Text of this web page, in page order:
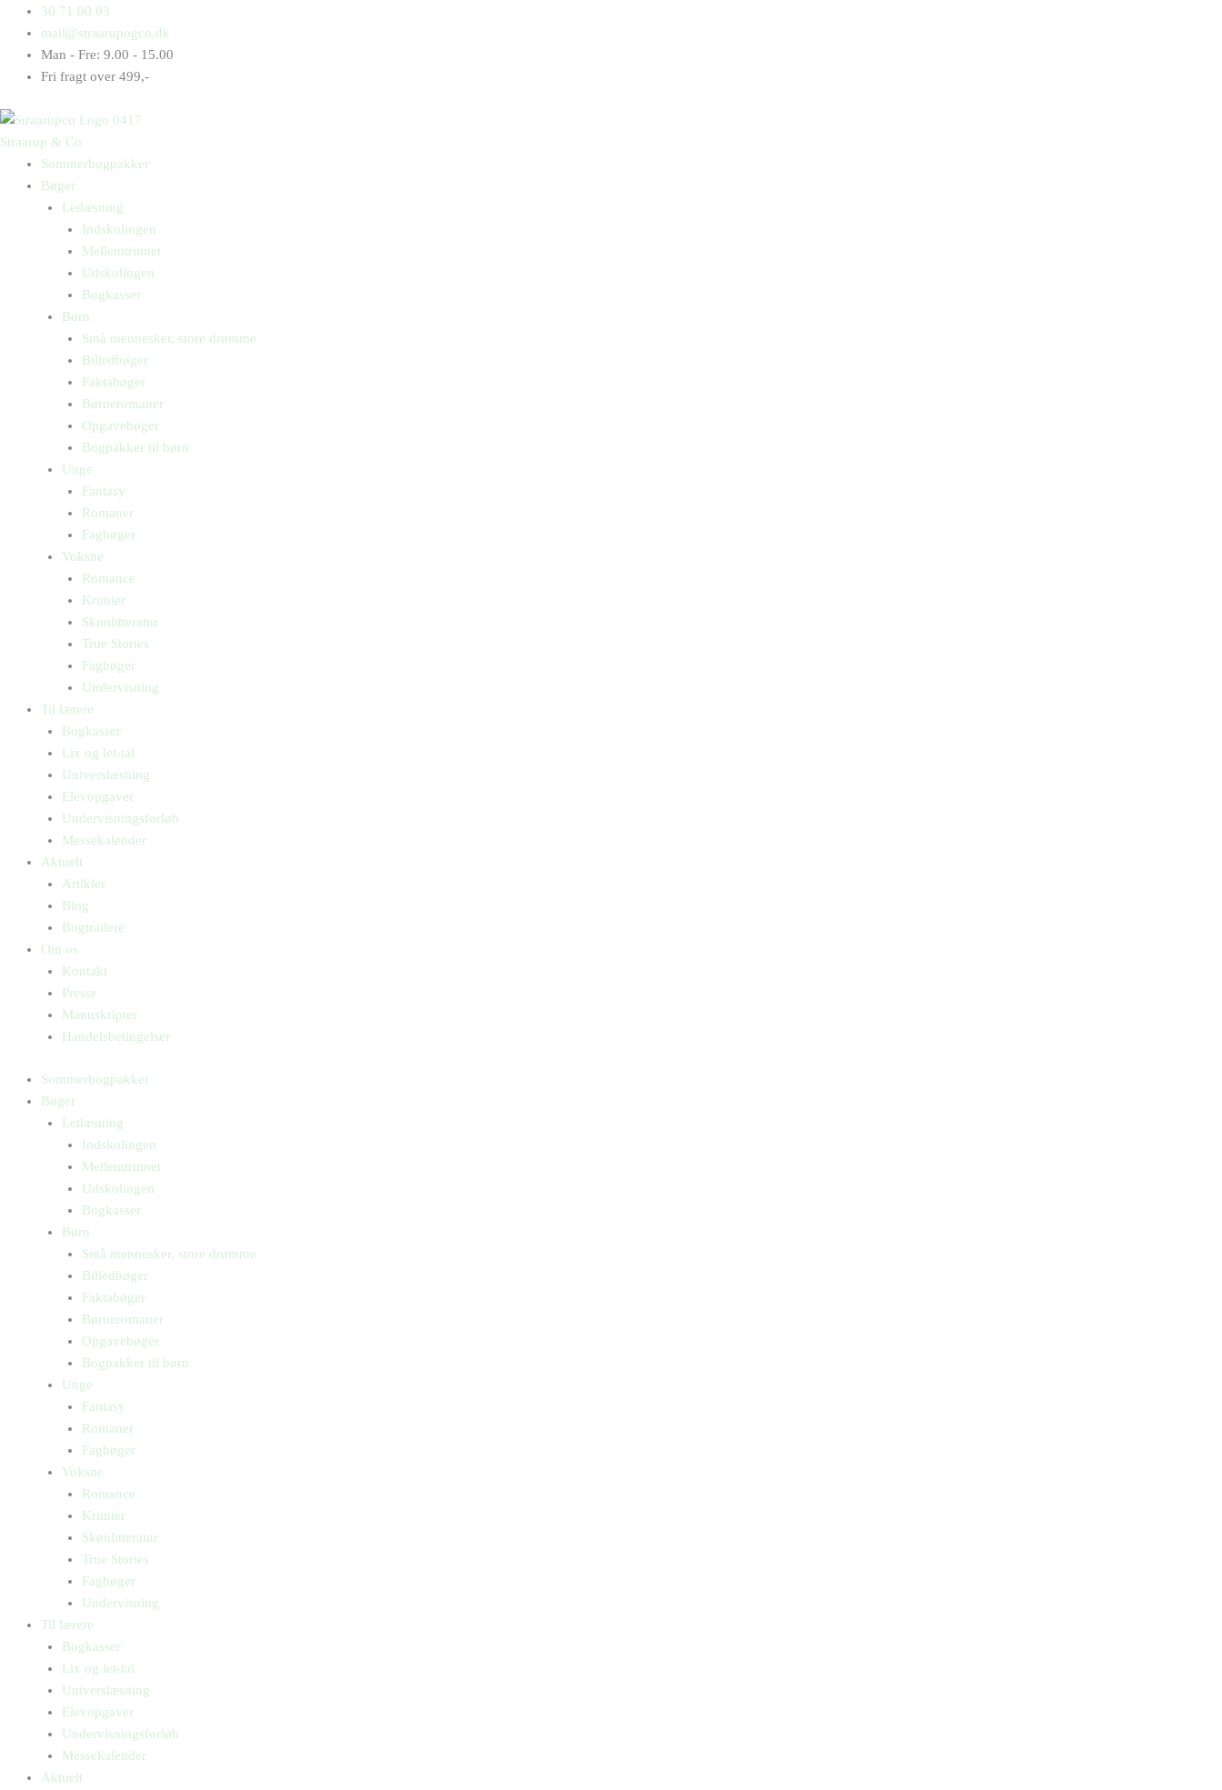
indholdet
30 71 00 03
mail@straarupogco.dk
Man - Fre: 9.00 - 15.00
Fri fragt over 499,-
Straarup & Co
Sommerbogpakker
Bøger
Letlæsning
Indskolingen
Mellemtrinnet
Udskolingen
Bogkasser
Børn
Små mennesker, store drømme
Billedbøger
Faktabøger
Børneromaner
Opgavebøger
Bogpakker til børn
Unge
Fantasy
Romaner
Fagbøger
Voksne
Romance
Krimier
Skønlitteratur
True Stories
Fagbøger
Undervisning
Til lærere
Bogkasser
Lix og let-tal
Universlæsning
Elevopgaver
Undervisningsforløb
Messekalender
Aktuelt
Artikler
Blog
Bogtrailere
Om os
Kontakt
Presse
Manuskripter
Handelsbetingelser
Sommerbogpakker
Bøger
Letlæsning
Indskolingen
Mellemtrinnet
Udskolingen
Bogkasser
Børn
Små mennesker, store drømme
Billedbøger
Faktabøger
Børneromaner
Opgavebøger
Bogpakker til børn
Unge
Fantasy
Romaner
Fagbøger
Voksne
Romance
Krimier
Skønlitteratur
True Stories
Fagbøger
Undervisning
Til lærere
Bogkasser
Lix og let-tal
Universlæsning
Elevopgaver
Undervisningsforløb
Messekalender
Aktuelt
Products
search
Products
search
Øzlem
Øjvind
antal